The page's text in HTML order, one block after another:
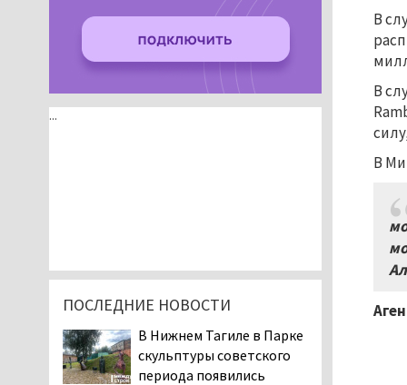
В
В
В
...
ПОСЛЕДНИЕ НОВОСТИ
В Нижнем Тагиле в Парке
скульптуры советского
периода появились